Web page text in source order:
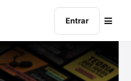
Entrar